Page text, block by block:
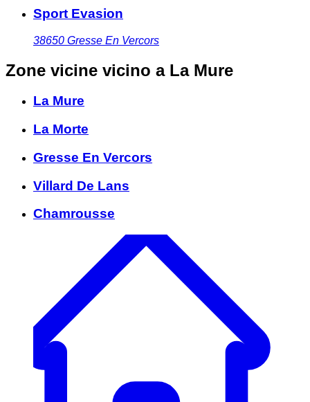
Sport Evasion
38650 Gresse En Vercors
Zone vicine vicino a La Mure
La Mure
La Morte
Gresse En Vercors
Villard De Lans
Chamrousse